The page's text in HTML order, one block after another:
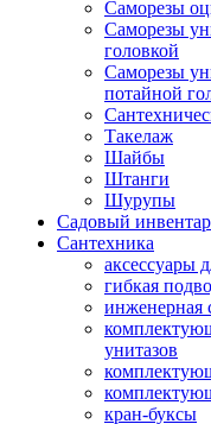
Саморезы
Саморезы
головкой
Саморезы
потайной
Такелаж
Шайбы
Штанги
Шурупы
Садовый
Сантехника
аксессуары
гибкая
инженерная
унитазов
кран-буксы